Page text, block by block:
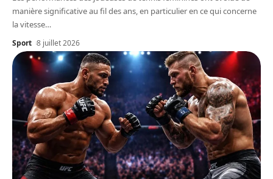
manière significative au fil des ans, en particulier en ce qui concerne
la vitesse…
Sport 8 juillet 2026